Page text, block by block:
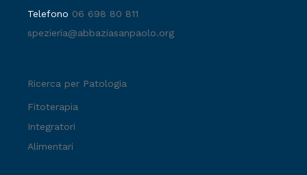
Telefono 06 698 80 811
spezieria@abbaziasanpaolo.org
Ricerca per Patologia
Fitoterapia
Integratori
Alimentari